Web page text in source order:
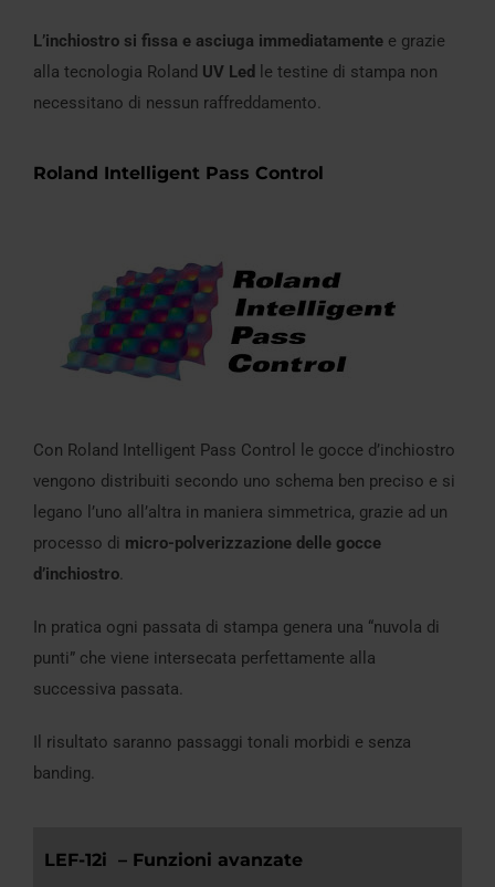
L’inchiostro si fissa e asciuga immediatamente e grazie
alla tecnologia Roland UV Led
le testine di stampa non
necessitano di nessun raffreddamento.
Roland Intelligent Pass Control
Con Roland Intelligent Pass Control le gocce d’inchiostro
vengono distribuiti secondo uno schema ben preciso e si
legano l’uno all’altra in maniera simmetrica, grazie ad un
processo di micro-polverizzazione delle gocce
d’inchiostro.
In pratica ogni passata di stampa genera una “nuvola di
punti” che viene intersecata perfettamente alla
successiva passata.
Il risultato saranno passaggi tonali morbidi e senza
banding.
LEF-12i – Funzioni avanzate